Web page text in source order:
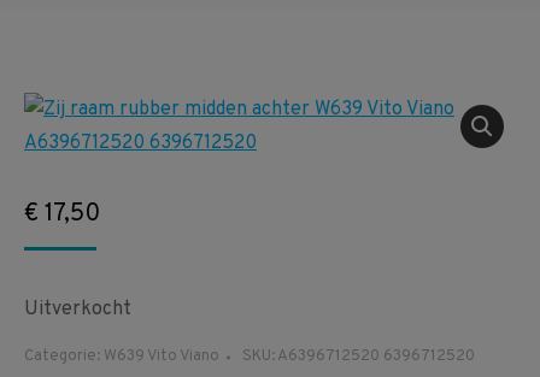
€ 17,50
Uitverkocht
Categorie: W639 Vito Viano SKU:A6396712520 6396712520